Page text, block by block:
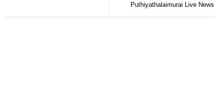
Puthiyathalaimurai Live News